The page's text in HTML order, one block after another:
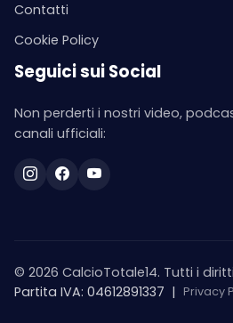
Contatti
Cookie Policy
Seguici sui Social
Non perderti i nostri video,
canali ufficiali:
© 2026 CalcioTotale14. Tutti i
Partita IVA: 04612891337 | Privacy